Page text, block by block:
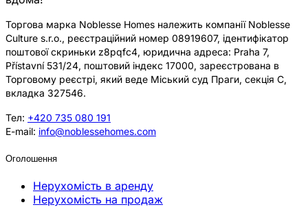
Торгова марка Noblesse Homes належить компанії Noblesse
Culture s.r.o., реєстраційний номер 08919607, ідентифікатор
поштової скриньки z8pqfc4, юридична адреса: Praha 7,
Přístavní 531/24, поштовий індекс 17000, зареєстрована в
Торговому реєстрі, який веде Міський суд Праги, секція C,
вкладка 327546.
Тел: +420 735 080 191
E-mail: info@noblessehomes.com
Оголошення
Нерухомість в аренду
Нерухомість на продаж